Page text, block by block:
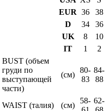
EUR 36 38
D
34 36
UK
8 10
IT
1 2
BUST (объем
груди по
выступающей
части)
(см)
80-
83
84-
88
WAIST (талия) (см)
58- 62-